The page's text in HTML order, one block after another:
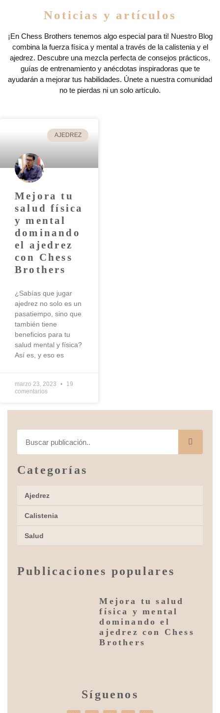
Noticias y artículos
¡En Chess Brothers tenemos algo especial para ti! Nuestro Blog
combina la fuerza física y mental a través de la calistenia y el
ajedrez. Descubre una mezcla perfecta de consejos prácticos,
guías de entrenamiento y anécdotas inspiradoras que te
ayudarán a mejorar tus habilidades. Únete a nuestra comunidad
no te pierdas ni un solo artículo.
AJEDREZ
Mejora tu
salud física
y mental
dominando
el ajedrez
con Chess
Brothers
¿Sabías que jugar
ajedrez no solo es un
pasatiempo, sino que
también tiene
beneficios para tu
salud mental y física?
Así es, y eso es
marzo 23, 2023
19
comentarios
Categorías
Ajedrez
Calistenia
Salud
Publicaciones populares
Mejora tu salud
física y mental
dominando el
ajedrez con Chess
Brothers
Síguenos